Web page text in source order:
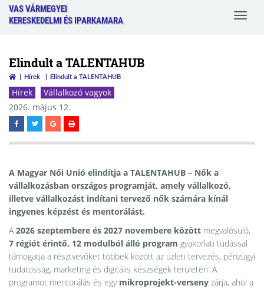
VAS VÁRMEGYEI
KERESKEDELMI ÉS IPARKAMARA
Toggle
Elindult a TALENTAHUB
Hírek Elindult a TALENTAHUB
Hírek
Vállalkozó vagyok
2026. május 12.
A Magyar Női Unió elindítja a TALENTAHUB – Nők a
vállalkozásban országos programját, amely vállalkozó,
illetve vállalkozást indítani tervező nők számára kínál
ingyenes képzést és mentorálást.
A2026 szeptembere és 2027 novembere között megvalósuló,
7 régiót érintő, 12 modulból álló program gyakorlati tudással
támogatja a résztvevőket többek között az üzleti tervezés, pénzügyi
tudatosság, marketing és digitális készségek területén. A
programot mentorálás és egy mikroprojekt-verseny zárja, ahol a